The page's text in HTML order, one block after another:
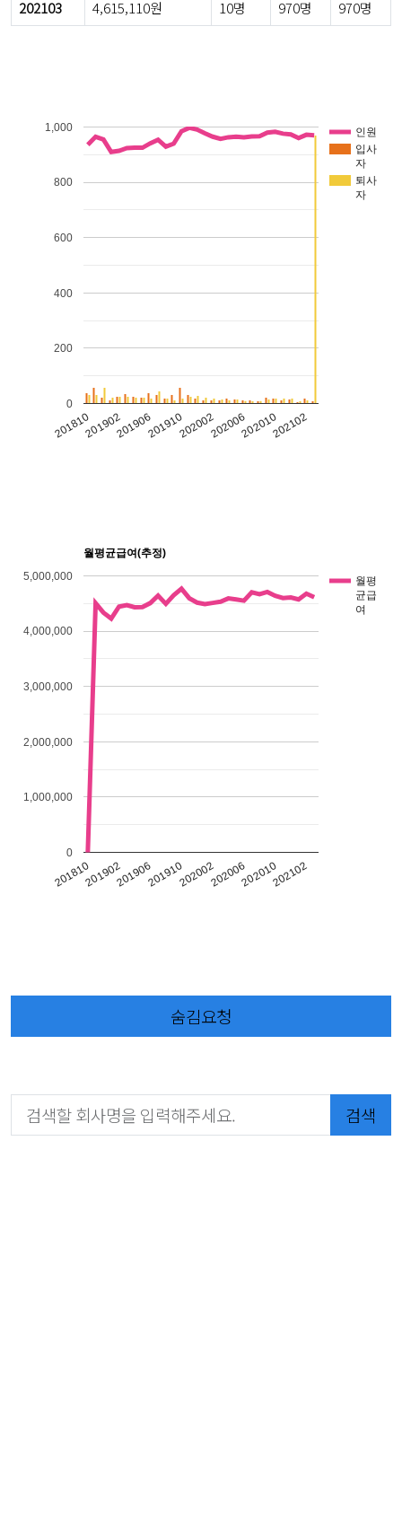
202103
4,615,110원 10명 970명 970명
인원
입사
자
퇴사
자
201810201902201906201910202002202006202010202102
0
200
400
600
800
1,000
월평균급여(추정)
월평
균급
여
201810201902201906201910202002202006202010202102
0
1,000,000
2,000,000
3,000,000
4,000,000
5,000,000
숨김요청
검색